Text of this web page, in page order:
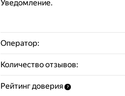
Уведомление.
Оператор:
Количество отзывов:
Рейтинг доверия ?